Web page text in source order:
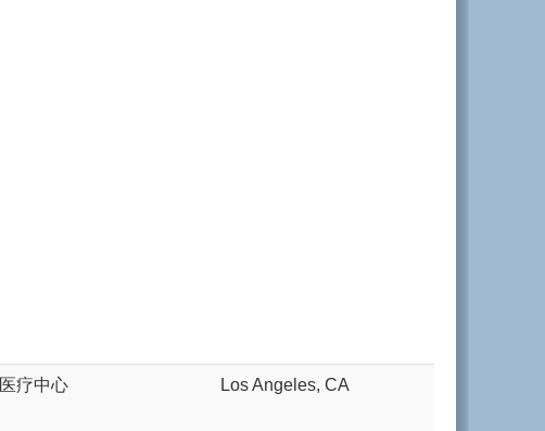
疗中心 Los Angeles, CA